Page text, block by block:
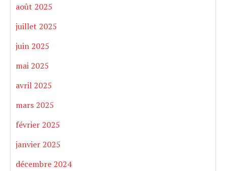
août 2025
juillet 2025
juin 2025
mai 2025
avril 2025
mars 2025
février 2025
janvier 2025
décembre 2024